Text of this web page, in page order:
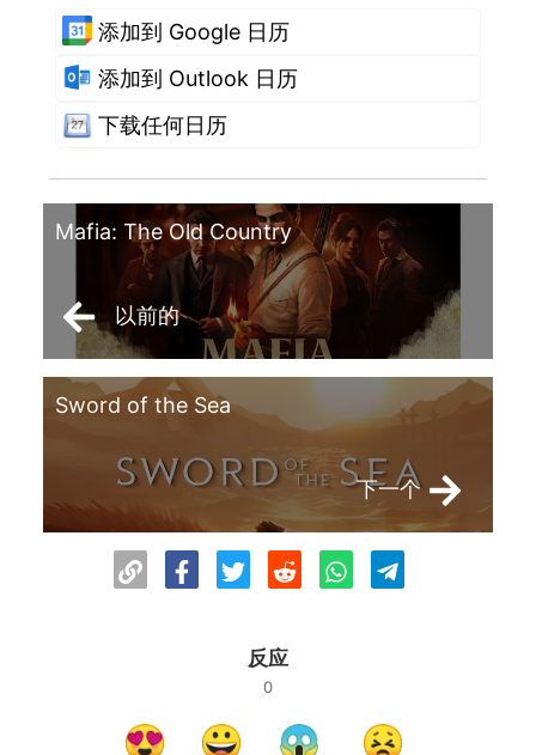
添加到 Google 日历
添加到 Outlook 日历
下载任何日历
Mafia: The Old Country
以前的
Sword of the Sea
下一个
反应
0